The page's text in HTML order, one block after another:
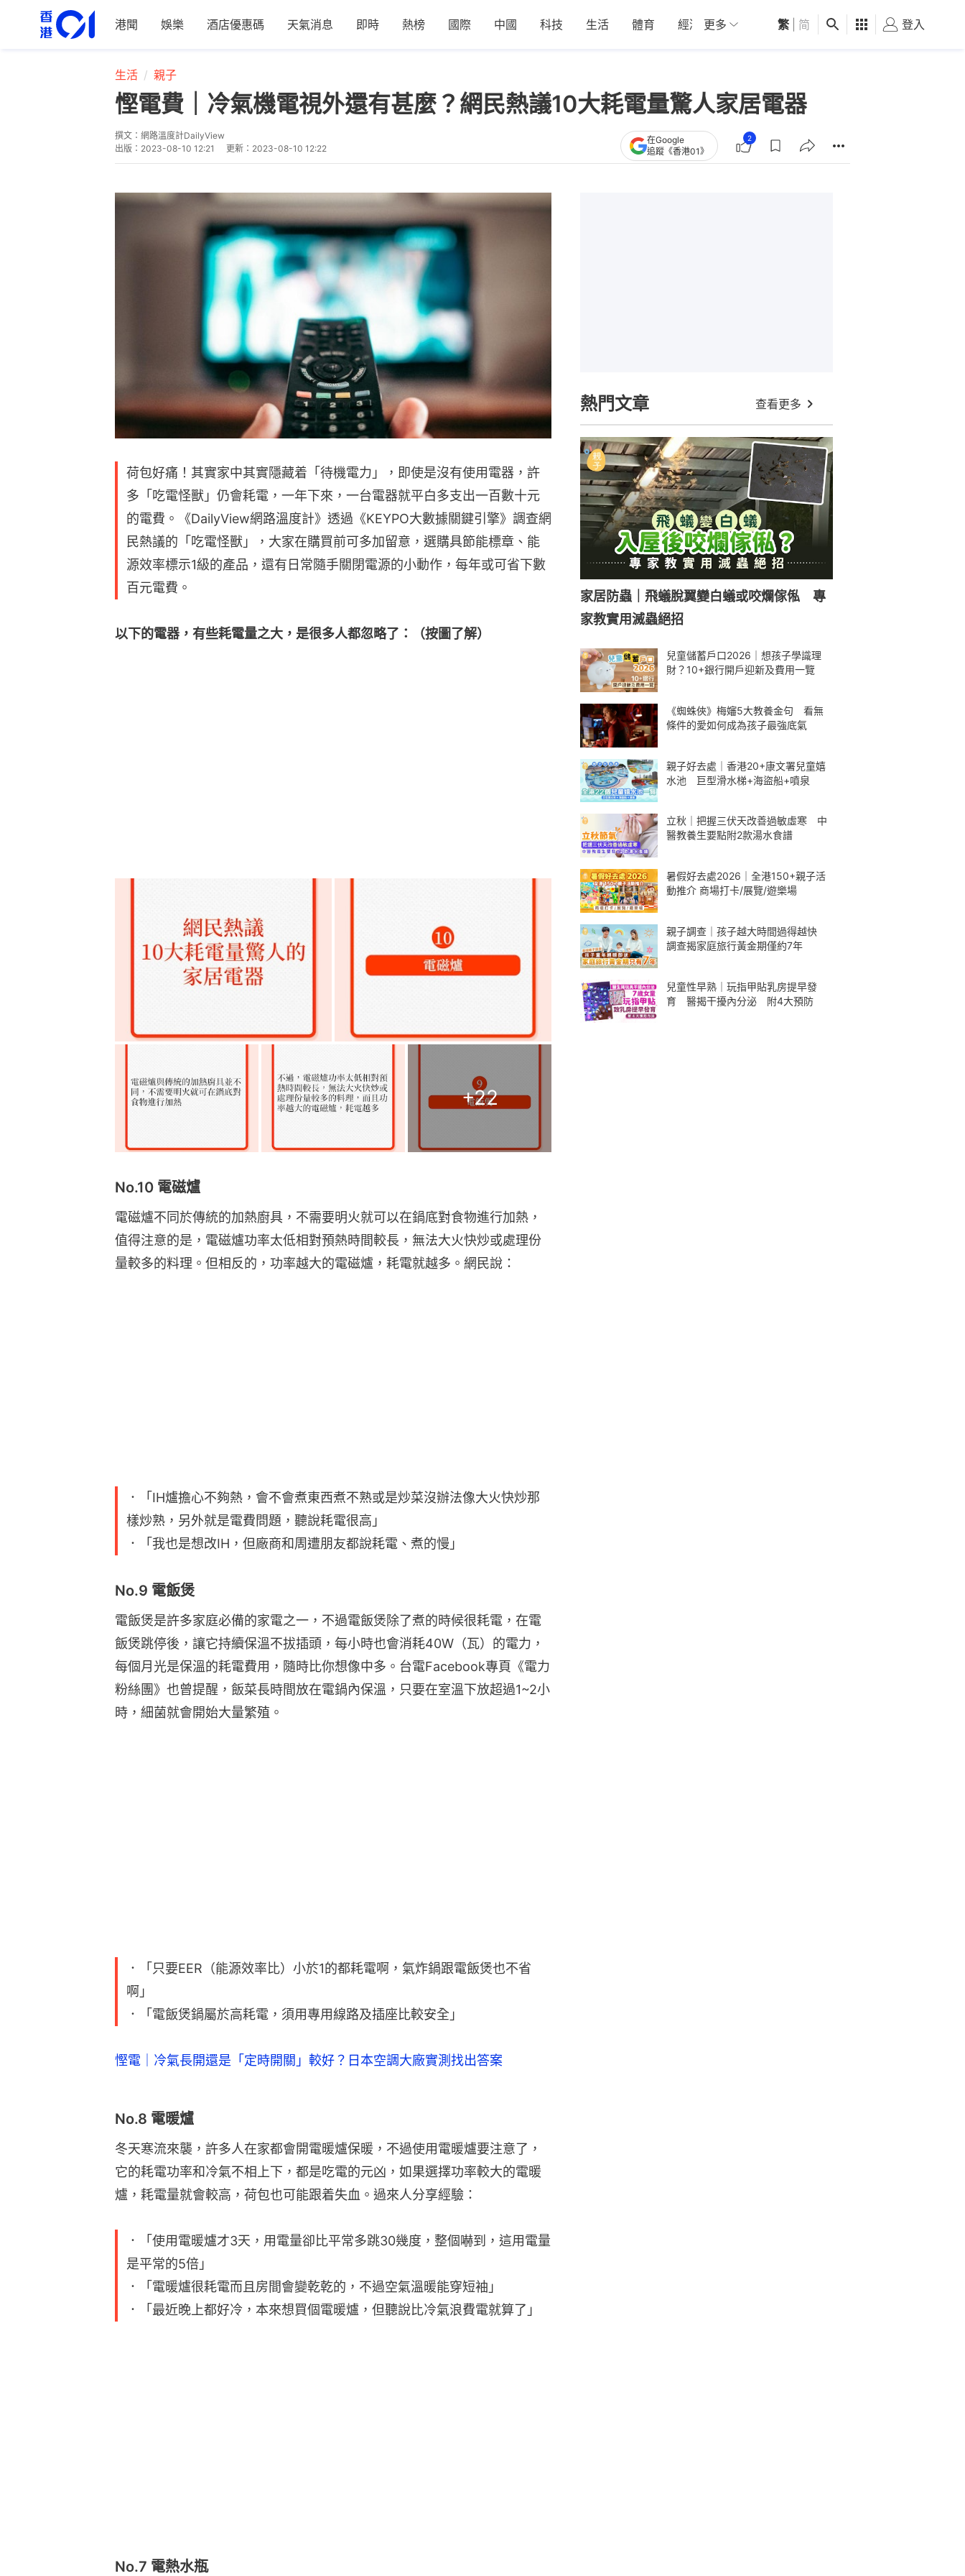
港聞 娛樂 酒店優惠碼 天氣消息 即時 熱榜 國際 中國 科技 生活 體育 經濟 01深圳 觀點 健康 好食玩飛
更多 繁 简 登入
生活 親子
慳電費｜冷氣機電視外還有甚麼？網民熱議10大耗電量驚人家居電器
撰文： 網路溫度計DailyView
出版： 2023-08-10 12:21 更新： 2023-08-10 12:22
在Google
追蹤《香港01》
2
荷包好痛！其實家中其實隱藏着「待機電力」，即使是沒有使用電器，許
多「吃電怪獸」仍會耗電，一年下來，一台電器就平白多支出一百數十元
的電費。《DailyView網路溫度計》透過《KEYPO大數據關鍵引擎》調查網
民熱議的「吃電怪獸」，大家在購買前可多加留意，選購具節能標章、能
源效率標示1級的產品，還有日常隨手關閉電源的小動作，每年或可省下數
百元電費。
以下的電器，有些耗電量之大，是很多人都忽略了：（按圖了解）
+22
No.10 電磁爐
電磁爐不同於傳統的加熱廚具，不需要明火就可以在鍋底對食物進行加熱，
值得注意的是，電磁爐功率太低相對預熱時間較長，無法大火快炒或處理份
量較多的料理。但相反的，功率越大的電磁爐，耗電就越多。網民說：
．「IH爐擔心不夠熱，會不會煮東西煮不熟或是炒菜沒辦法像大火快炒那
樣炒熟，另外就是電費問題，聽說耗電很高」
．「我也是想改IH，但廠商和周遭朋友都說耗電、煮的慢」
No.9 電飯煲
電飯煲是許多家庭必備的家電之一，不過電飯煲除了煮的時候很耗電，在電
飯煲跳停後，讓它持續保溫不拔插頭，每小時也會消耗40W（瓦）的電力，
每個月光是保溫的耗電費用，隨時比你想像中多。台電Facebook專頁《電力
粉絲團》也曾提醒，飯菜長時間放在電鍋內保溫，只要在室溫下放超過1~2小
時，細菌就會開始大量繁殖。
．「只要EER（能源效率比）小於1的都耗電啊，氣炸鍋跟電飯煲也不省
啊」
．「電飯煲鍋屬於高耗電，須用專用線路及插座比較安全」
慳電｜冷氣長開還是「定時開關」較好？日本空調大廠實測找出答案
No.8 電暖爐
冬天寒流來襲，許多人在家都會開電暖爐保暖，不過使用電暖爐要注意了，
它的耗電功率和冷氣不相上下，都是吃電的元凶，如果選擇功率較大的電暖
爐，耗電量就會較高，荷包也可能跟着失血。過來人分享經驗：
．「使用電暖爐才3天，用電量卻比平常多跳30幾度，整個嚇到，這用電量
是平常的5倍」
．「電暖爐很耗電而且房間會變乾乾的，不過空氣溫暖能穿短袖」
．「最近晚上都好冷，本來想買個電暖爐，但聽說比冷氣浪費電就算了」
No.7 電熱水瓶
熱門文章 查看更多
家居防蟲｜飛蟻脫翼變白蟻或咬爛傢俬 專
家教實用滅蟲絕招
兒童儲蓄戶口2026｜想孩子學識理
財？10+銀行開戶迎新及費用一覽
《蜘蛛俠》梅嬸5大教養金句 看無
條件的愛如何成為孩子最強底氣
親子好去處｜香港20+康文署兒童嬉
水池 巨型滑水梯+海盜船+噴泉
立秋｜把握三伏天改善過敏虛寒 中
醫教養生要點附2款湯水食譜
暑假好去處2026｜全港150+親子活
動推介 商場打卡/展覽/遊樂場
親子調查｜孩子越大時間過得越快
調查揭家庭旅行黃金期僅約7年
兒童性早熟｜玩指甲貼乳房提早發
育 醫揭干擾內分泌 附4大預防